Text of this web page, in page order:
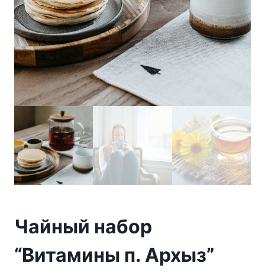
Чайный набор
“Витамины п. Архыз”